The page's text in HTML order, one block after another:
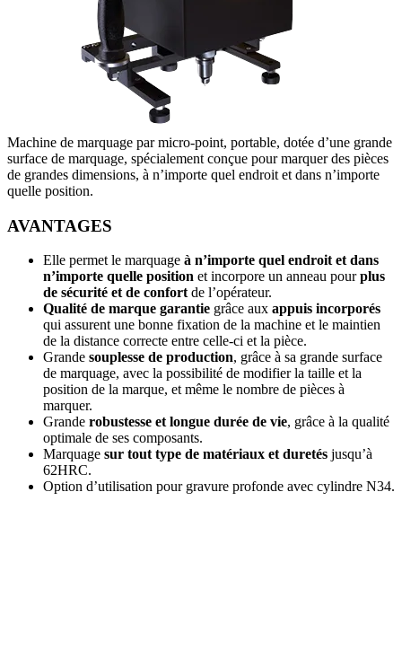
Machine de marquage par micro-point, portable, dotée d’une grande
surface de marquage, spécialement conçue pour marquer des pièces
de grandes dimensions, à n’importe quel endroit et dans n’importe
quelle position.
AVANTAGES
Elle permet le marquage à n’importe quel endroit et dans
n’importe quelle position et incorpore un anneau pourplus
de sécurité et de confort de l’opérateur.
Qualité de marque garantie grâce aux appuis incorporés
qui assurent une bonne fixation de la machine et le maintien
de la distance correcte entre celle-ci et la pièce.
Grande souplesse de production, grâce à sa grande surface
de marquage, avec la possibilité de modifier la taille et la
position de la marque, et même le nombre de pièces à
marquer.
Grande robustesse et longue durée de vie, grâce à la qualité
optimale de ses composants.
Marquage sur tout type de matériaux et duretés jusqu’à
62HRC.
Option d’utilisation pour gravure profonde avec cylindre N34.